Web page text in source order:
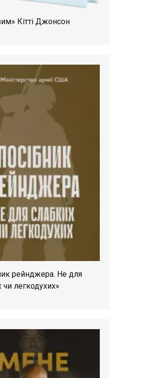
Кітті Джонсон
рейнджера. Не для
чи легкодухих»